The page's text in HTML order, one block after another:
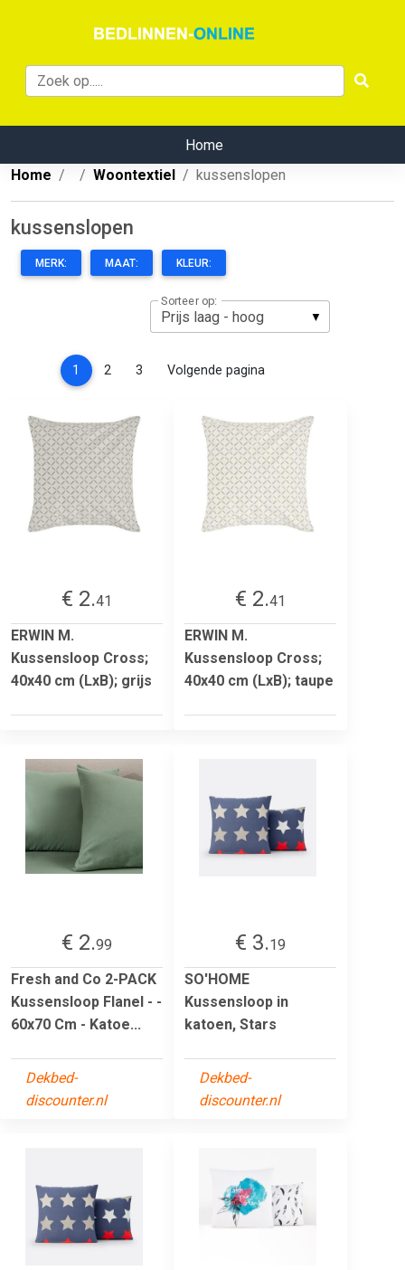
Home
Home
Woontextiel kussenslopen
kussenslopen
MERK: MAAT: KLEUR:
Sorteer op:
1 (current)
2 3 Volgende pagina
€ 2.41
ERWIN M.
Kussensloop Cross;
40x40 cm (LxB); grijs
€ 2.41
ERWIN M.
Kussensloop Cross;
40x40 cm (LxB); taupe
€ 2.99
Fresh and Co 2-PACK
Kussensloop Flanel - -
60x70 Cm - Katoe...
Dekbed-
discounter.nl
€ 3.19
SO'HOME
Kussensloop in
katoen, Stars
Dekbed-
discounter.nl